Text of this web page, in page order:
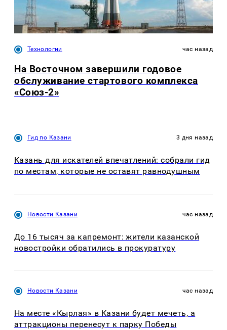
Технологии час назад
На Восточном завершили годовое
обслуживание стартового комплекса
«Союз-2»
Гид по Казани 3 дня назад
Казань для искателей впечатлений: собрали гид
по местам, которые не оставят равнодушным
Новости Казани час назад
До 16 тысяч за капремонт: жители казанской
новостройки обратились в прокуратуру
Новости Казани час назад
На месте «Кырлая» в Казани будет мечеть, а
аттракционы перенесут к парку Победы